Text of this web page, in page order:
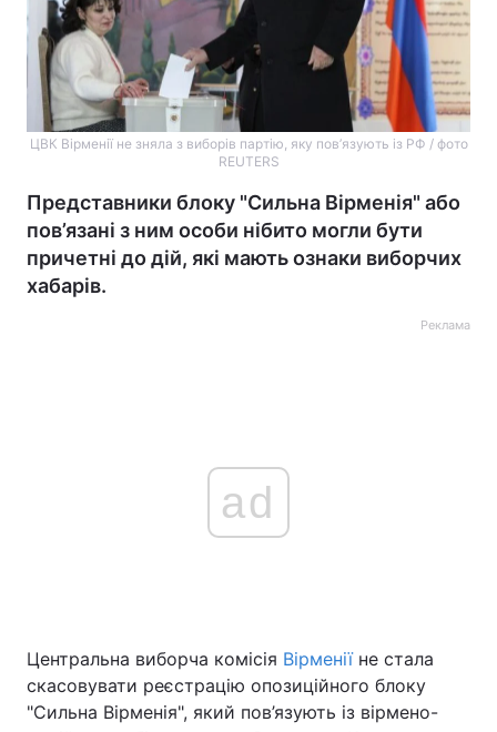
ЦВК Вірменії не зняла з виборів партію, яку пов’язують із РФ / фото
REUTERS
Представники блоку "Сильна Вірменія" або
пов’язані з ним особи нібито могли бути
причетні до дій, які мають ознаки виборчих
хабарів.
Реклама
ad
Центральна виборча комісія Вірменіїне стала
скасовувати реєстрацію опозиційного блоку
"Сильна Вірменія", який пов’язують із вірмено-